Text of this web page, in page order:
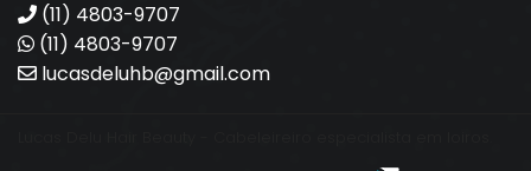
(11) 4803-9707
(11) 4803-9707
lucasdeluhb@gmail.com